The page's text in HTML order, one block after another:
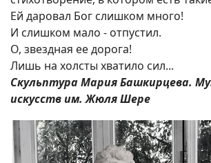
Ей даровал Бог слишком много!
И слишком мало - отпустил.
О, звездная ее дорога!
Лишь на холсты хватило сил...
Скульптура Мария Башкирцева.
искусств им. Жюля Шере